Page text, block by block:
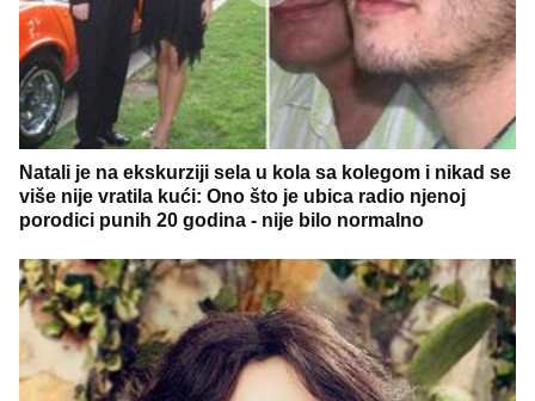
Natali je na ekskurziji sela u kola sa kolegom i nikad se
više nije vratila kući: Ono što je ubica radio njenoj
porodici punih 20 godina - nije bilo normalno